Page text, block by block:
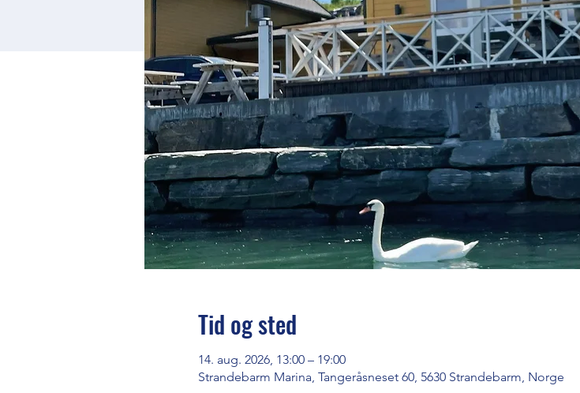
Tid og sted
14. aug. 2026, 13:00 – 19:00
Strandebarm Marina, Tangeråsneset 60, 5630 Strandebarm, Norge